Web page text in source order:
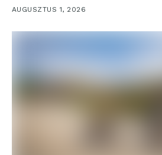
AUGUSZTUS 1, 2026